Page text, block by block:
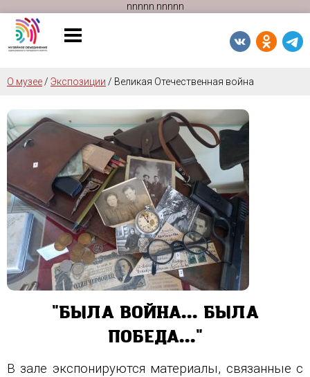
nnnnn nnnnn
О музее / Экспозиции / Великая Отечественная война
"БЫЛА ВОЙНА... БЫЛА
ПОБЕДА..."
В зале экспонируются материалы, связанные с